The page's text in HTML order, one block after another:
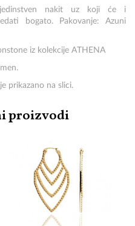
nakit uz koji će i
bogato. Pakovanje: Azuni
iz kolekcije ATHENA
prikazano na slici.
proizvodi